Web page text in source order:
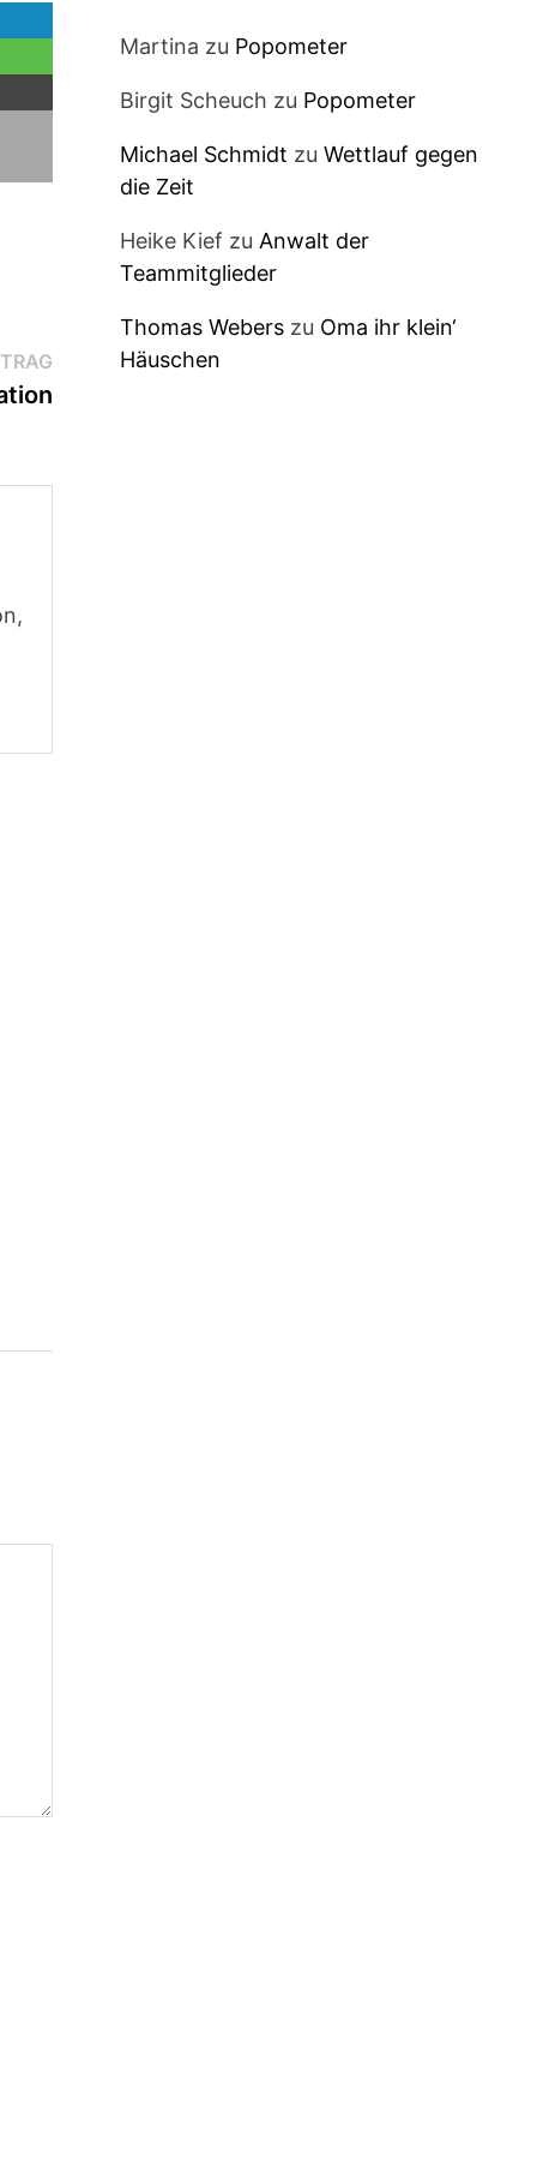
Nächster
Beitrag:
Martina zu Popometer
Birgit Scheuch zu Popometer
Michael Schmidt zu Wettlauf gegen
die Zeit
Heike Kief zu Anwalt der
Teammitglieder
Thomas Weberszu Oma ihr klein‘
Häuschen